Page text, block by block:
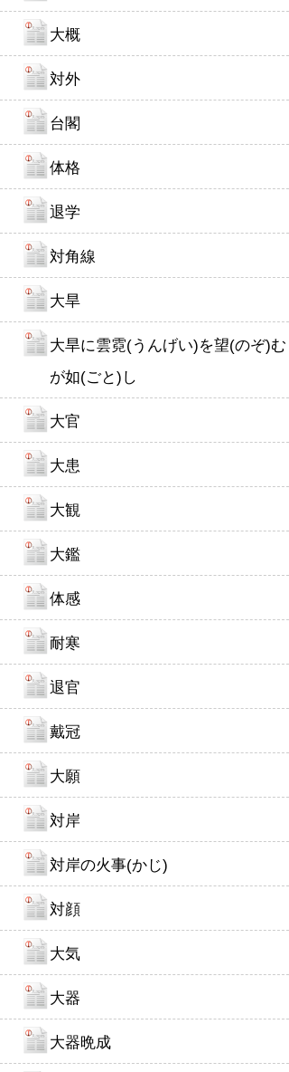
大概
対外
台閣
体格
退学
対角線
大旱
大旱に雲霓(うんげい)を望(のぞ)む
が如(ごと)し
大官
大患
大観
大鑑
体感
耐寒
退官
戴冠
大願
対岸
対岸の火事(かじ)
対顔
大気
大器
大器晩成